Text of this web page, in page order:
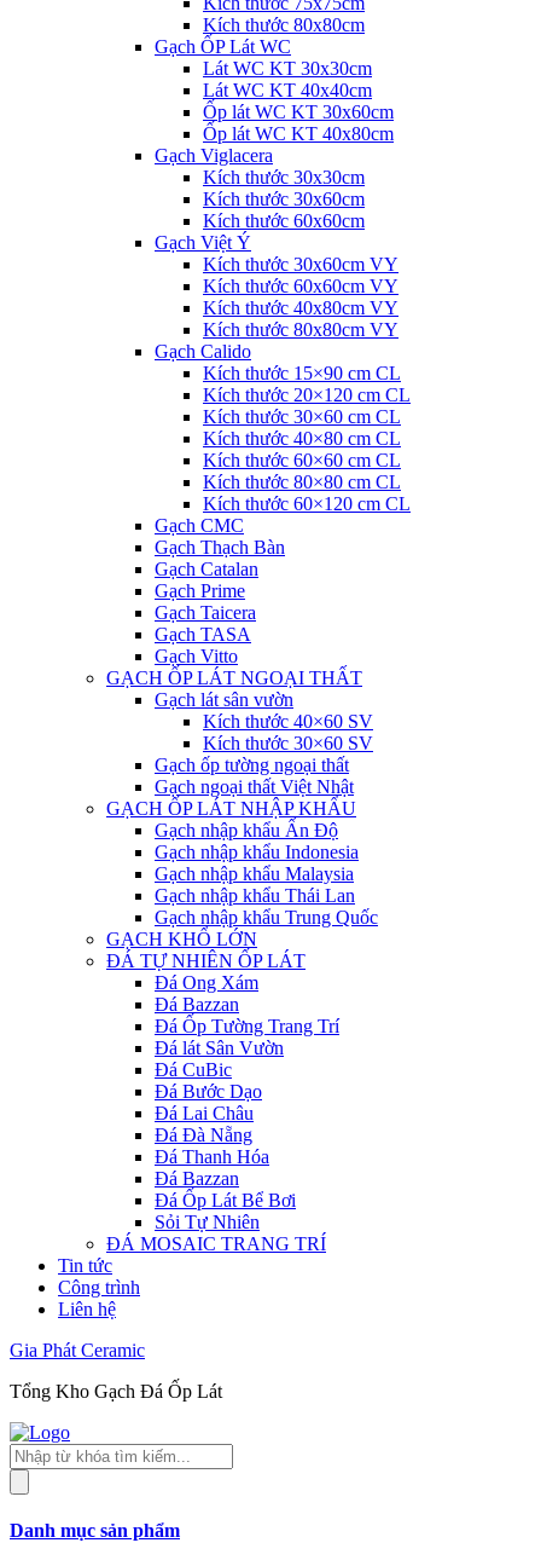
Kích thước 80x80cm
Gạch ỐP Lát WC
Lát WC KT 30x30cm
Lát WC KT 40x40cm
Ốp lát WC KT 30x60cm
Ốp lát WC KT 40x80cm
Gạch Viglacera
Kích thước 30x30cm
Kích thước 30x60cm
Kích thước 60x60cm
Gạch Việt Ý
Kích thước 30x60cm VY
Kích thước 60x60cm VY
Kích thước 40x80cm VY
Kích thước 80x80cm VY
Gạch Calido
Kích thước 15×90 cm CL
Kích thước 20×120 cm CL
Kích thước 30×60 cm CL
Kích thước 40×80 cm CL
Kích thước 60×60 cm CL
Kích thước 80×80 cm CL
Kích thước 60×120 cm CL
Gạch CMC
Gạch Thạch Bàn
Gạch Catalan
Gạch Prime
Gạch Taicera
Gạch TASA
Gạch Vitto
GẠCH ỐP LÁT NGOẠI THẤT
Gạch lát sân vườn
Kích thước 40×60 SV
Kích thước 30×60 SV
Gạch ốp tường ngoại thất
Gạch ngoại thất Việt Nhật
GẠCH ỐP LÁT NHẬP KHẨU
Gạch nhập khẩu Ấn Độ
Gạch nhập khẩu Indonesia
Gạch nhập khẩu Malaysia
Gạch nhập khẩu Thái Lan
Gạch nhập khẩu Trung Quốc
GẠCH KHỔ LỚN
ĐÁ TỰ NHIÊN ỐP LÁT
Đá Ong Xám
Đá Bazzan
Đá Ốp Tường Trang Trí
Đá lát Sân Vườn
Đá CuBic
Đá Bước Dạo
Đá Lai Châu
Đá Đà Nẵng
Đá Thanh Hóa
Đá Bazzan
Đá Ốp Lát Bể Bơi
Sỏi Tự Nhiên
ĐÁ MOSAIC TRANG TRÍ
Tin tức
Công trình
Liên hệ
Gia Phát Ceramic
Tổng Kho Gạch Đá Ốp Lát
Tìm
kiếm
sản
Danh mục sản phẩm